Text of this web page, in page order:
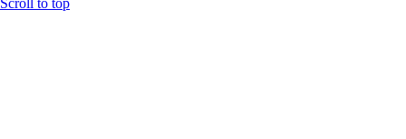
Scroll to top